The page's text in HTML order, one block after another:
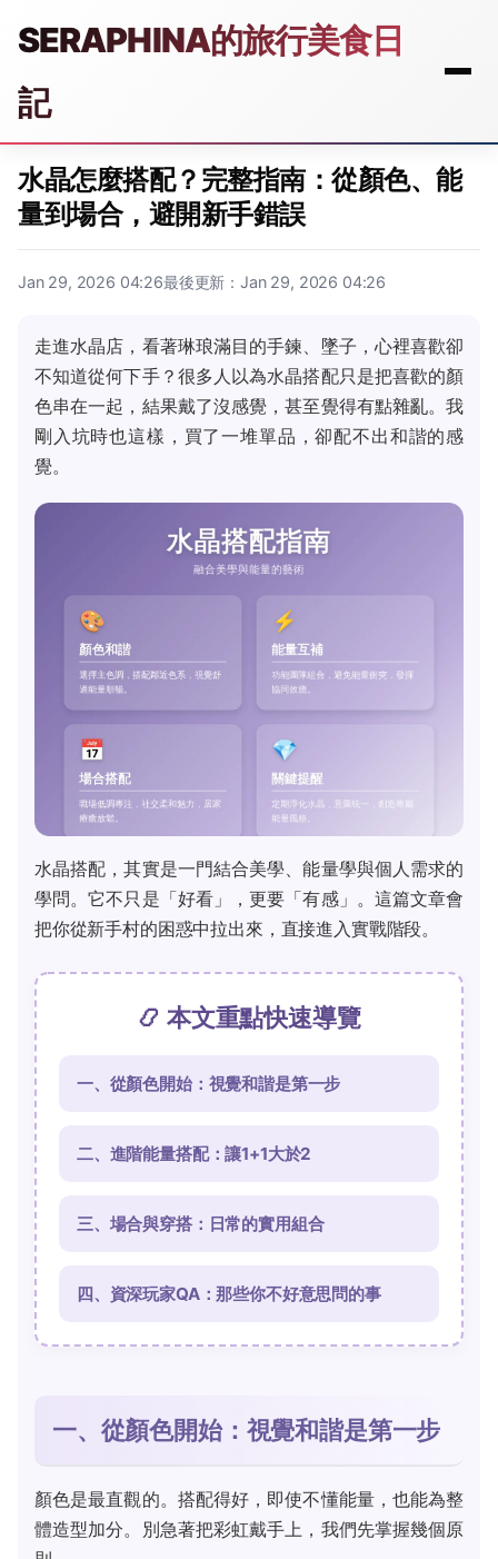
SERAPHINA的旅行美食日
記
水晶怎麼搭配？完整指南：從顏色、能
量到場合，避開新手錯誤
Jan 29, 2026 04:26最後更新：Jan 29, 2026 04:26
走進水晶店，看著琳琅滿目的手鍊、墜子，心裡喜歡卻
不知道從何下手？很多人以為水晶搭配只是把喜歡的顏
色串在一起，結果戴了沒感覺，甚至覺得有點雜亂。我
剛入坑時也這樣，買了一堆單品，卻配不出和諧的感
覺。
水晶搭配，其實是一門結合美學、能量學與個人需求的
學問。它不只是「好看」，更要「有感」。這篇文章會
把你從新手村的困惑中拉出來，直接進入實戰階段。
📿 本文重點快速導覽
一、從顏色開始：視覺和諧是第一步
二、進階能量搭配：讓1+1大於2
三、場合與穿搭：日常的實用組合
四、資深玩家QA：那些你不好意思問的事
一、從顏色開始：視覺和諧是第一步
顏色是最直觀的。搭配得好，即使不懂能量，也能為整
體造型加分。別急著把彩虹戴手上，我們先掌握幾個原